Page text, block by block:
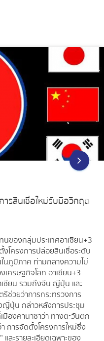
รสินเชื่อใหม่รับมือวิกฤต
นของกลุ่มประเทศอาเซียน+3
โครงการปล่อยสินเชื่อระดับ
นภูมิภาค ท่ามกลางความไม่
ศรษฐกิจโลก อาเซียน+3
ซียน รวมถึงจีน ญี่ปุ่น และ
รีช่วยว่าการกระทรวงการ
ญี่ปุ่น กล่าวหลังการประชุม
มืองคานาซาว่า ทางตะวันตก
การจัดตั้งโครงการใหม่ซึ่ง
ละรายละเอียดเฉพาะของ